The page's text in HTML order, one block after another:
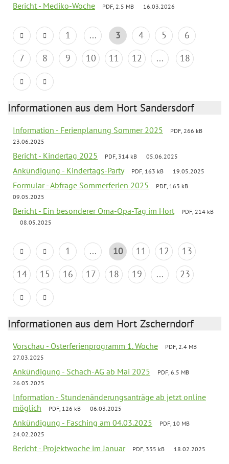
Bericht - Mediko-Woche PDF, 2.5 MB 16.03.2026
1 ... 3 4 5
6
7
8 9 10 11 12 ... 18
Informationen aus dem Hort Sandersdorf
Information - Ferienplanung Sommer 2025
PDF, 266 kB
23.06.2025
Bericht - Kindertag 2025 PDF, 314 kB 05.06.2025
Ankündigung - Kindertags-Party PDF, 163 kB 19.05.2025
Formular - Abfrage Sommerferien 2025
PDF, 163 kB
09.05.2025
Bericht - Ein besonderer Oma-Opa-Tag im Hort
PDF, 214 kB
08.05.2025
1 ... 10 11 12
13
14
15 16 17 18 19 ... 23
Informationen aus dem Hort Zscherndorf
Vorschau - Osterferienprogramm 1. Woche
PDF, 2.4 MB
27.03.2025
Ankündigung - Schach-AG ab Mai 2025
PDF, 6.5 MB
26.03.2025
Information - Stundenänderungsanträge ab jetzt online
möglich
PDF, 126 kB 06.03.2025
Ankündigung - Fasching am 04.03.2025
PDF, 10 MB
24.02.2025
Bericht - Projektwoche im Januar PDF, 335 kB 18.02.2025